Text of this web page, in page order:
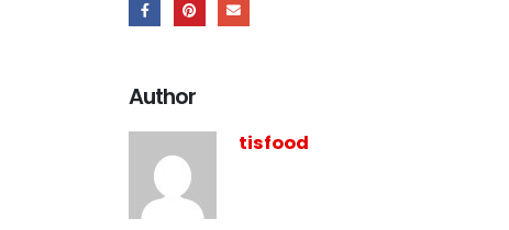
Author
tisfood